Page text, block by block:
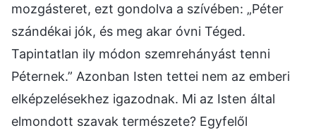
mozgásteret, ezt gondolva a szívében: „Péter
szándékai jók, és meg akar óvni Téged.
Tapintatlan ily módon szemrehányást tenni
Péternek.” Azonban Isten tettei nem az emberi
elképzelésekhez igazodnak. Mi az Isten által
elmondott szavak természete? Egyfelől